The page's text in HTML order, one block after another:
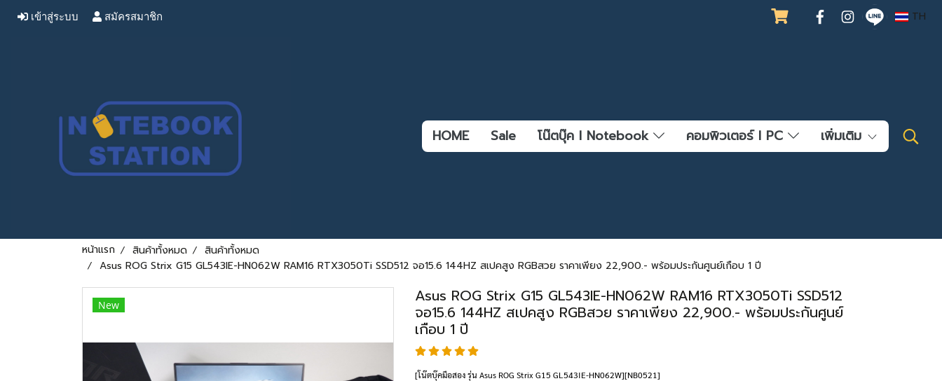
เข้าสู่ระบบ สมัครสมาชิก TH
HOME Sale โน๊ตบุ๊ค l Notebook คอมพิวเตอร์ l PC เพิ่มเติม
หน้าแรก สินค้าทั้งหมด
สินค้าทั้งหมด
Asus ROG Strix G15 GL543IE-HN062W RAM16 RTX3050Ti SSD512 จอ15.6 144HZ สเปคสูง RGBสวย ราคาเพียง 22,900.- พร้อมประกันศูนย์เกือบ 1 ปี
New
Asus ROG Strix G15 GL543IE-HN062W RAM16 RTX3050Ti SSD512
จอ15.6 144HZ สเปคสูง RGBสวย ราคาเพียง 22,900.- พร้อมประกันศูนย์
เกือบ 1 ปี
[โน๊ตบุ๊คมือสอง รุ่น Asus ROG Strix G15 GL543IE-HN062W][NB0521]